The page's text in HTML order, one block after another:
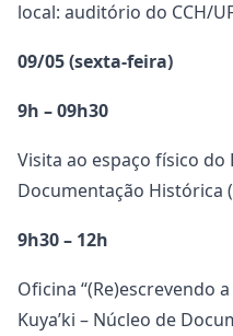
local: auditório do CCH/
09/05 (sexta-feira)
9h – 09h30
Visita ao espaço físico do
Documentação Histórica
9h30 – 12h
Oficina “(Re)escrevendo
Kuya’ki – Núcleo de